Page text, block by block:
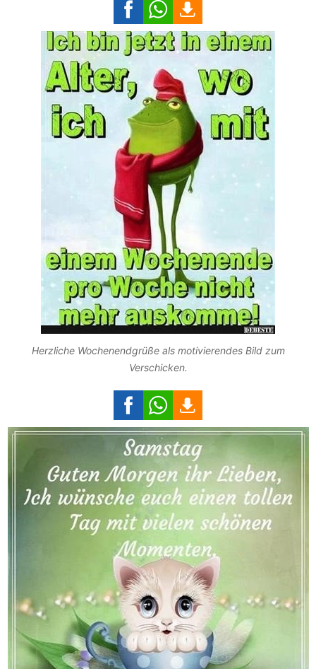
Herzliche Wochenendgrüße als motivierendes Bild zum
Verschicken.